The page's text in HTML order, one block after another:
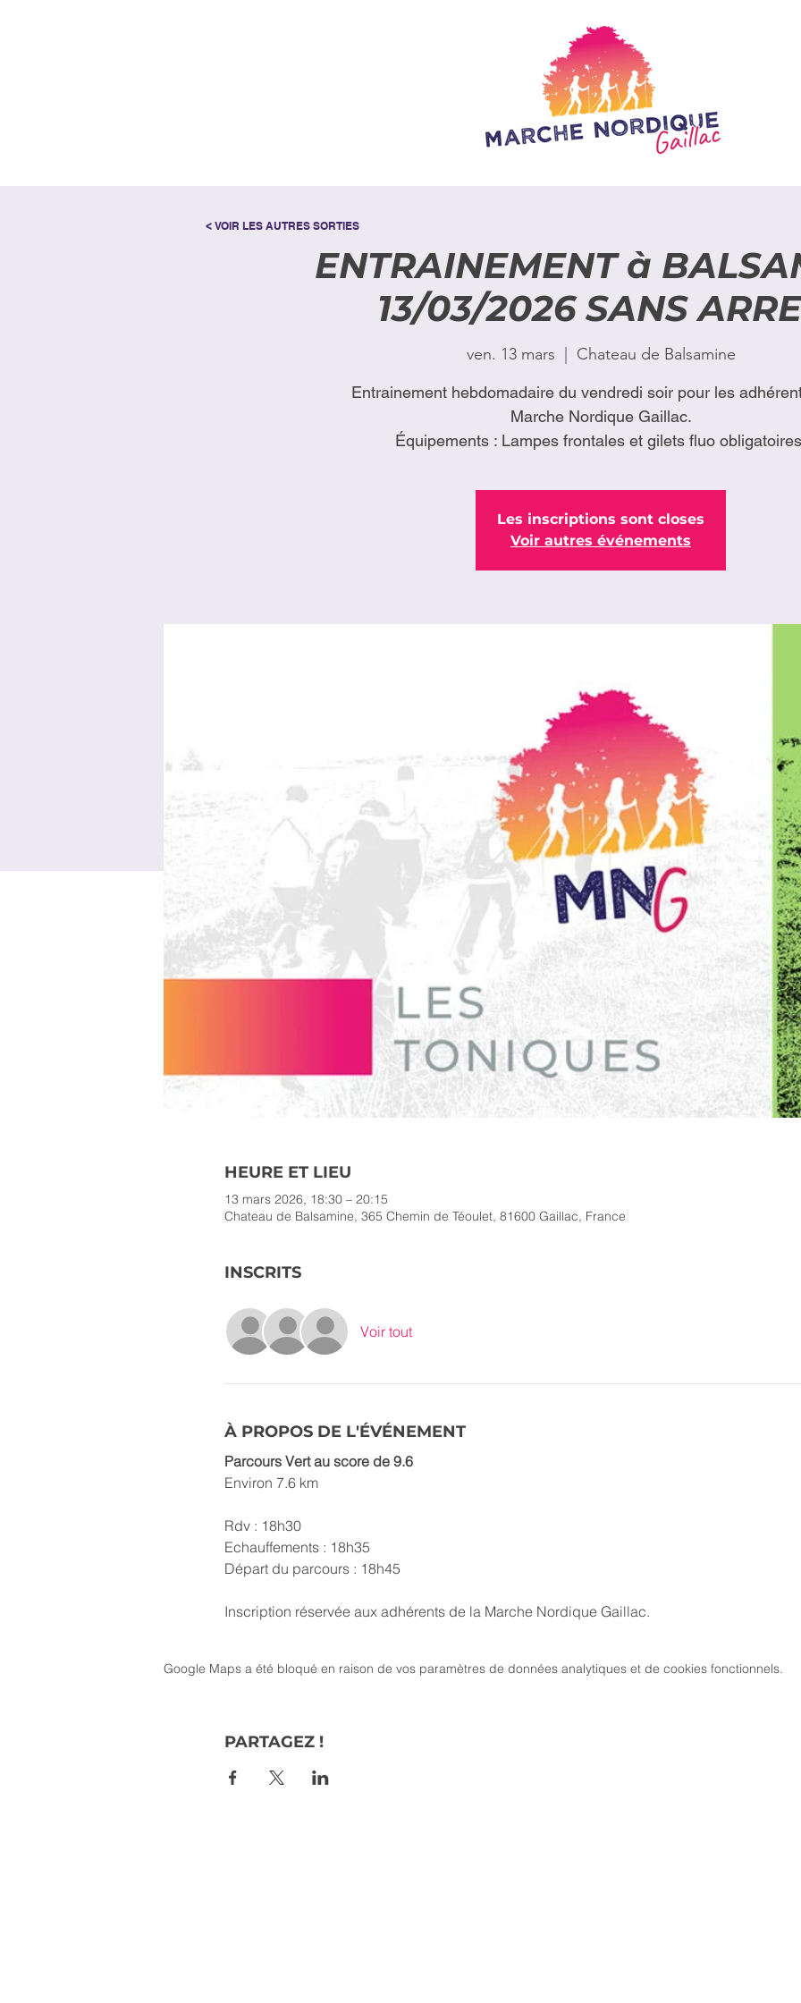
ENTRAINEMENT à
13/03/2026 SANS
ven. 13 mars Chateau de Balsamine
Entrainement hebdomadaire du vendredi soir pour les
Marche Nordique Gaillac.
Équipements : Lampes frontales et gilets fluo
Les inscriptions sont closes
Voir autres événements
HEURE ET LIEU
13 mars 2026, 18:30 – 20:15
Chateau de Balsamine, 365 Chemin de Téoulet, 81600 Gaillac, France
INSCRITS
Voir tout
À PROPOS DE L'ÉVÉNEMENT
Parcours Vert au score de 9.6
Environ 7.6 km
Rdv : 18h30
Echauffements : 18h35
Départ du parcours : 18h45
Inscription réservée aux adhérents de la Marche Nordique Gaillac.
Google Maps a été bloqué en raison de vos paramètres de données analytiques et de cookies fonctionnels.
PARTAGEZ !
< VOIR LES AUTRES SORTIES